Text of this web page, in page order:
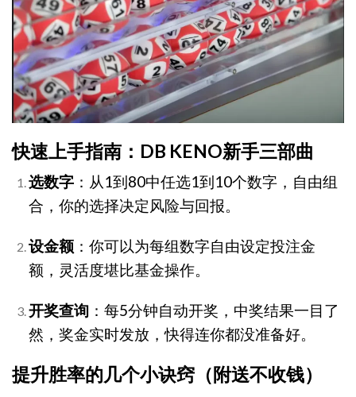
快速上手指南：DB KENO新手三部曲
选数字：从1到80中任选1到10个数字，自由组
合，你的选择决定风险与回报。
设金额：你可以为每组数字自由设定投注金
额，灵活度堪比基金操作。
开奖查询：每5分钟自动开奖，中奖结果一目了
然，奖金实时发放，快得连你都没准备好。
提升胜率的几个小诀窍（附送不收钱）